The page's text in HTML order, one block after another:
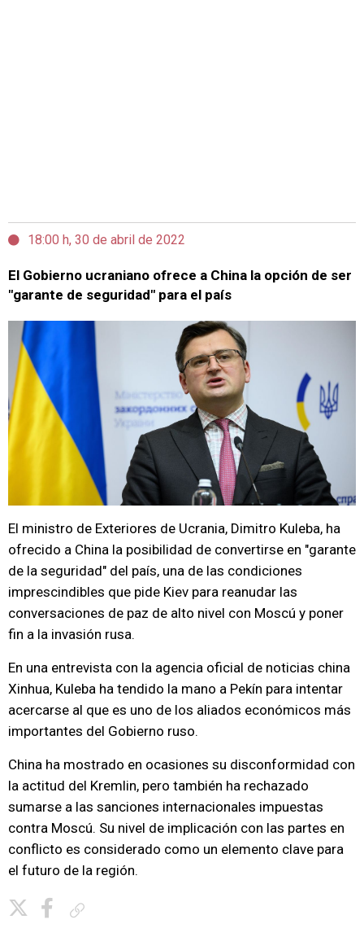
18:00 h, 30 de abril de 2022
El Gobierno ucraniano ofrece a China la opción de ser
"garante de seguridad" para el país
El ministro de Exteriores de Ucrania, Dimitro Kuleba, ha
ofrecido a China la posibilidad de convertirse en "garante
de la seguridad" del país, una de las condiciones
imprescindibles que pide Kiev para reanudar las
conversaciones de paz de alto nivel con Moscú y poner
fin a la invasión rusa.
En una entrevista con la agencia oficial de noticias china
Xinhua, Kuleba ha tendido la mano a Pekín para intentar
acercarse al que es uno de los aliados económicos más
importantes del Gobierno ruso.
China ha mostrado en ocasiones su disconformidad con
la actitud del Kremlin, pero también ha rechazado
sumarse a las sanciones internacionales impuestas
contra Moscú. Su nivel de implicación con las partes en
conflicto es considerado como un elemento clave para
el futuro de la región.